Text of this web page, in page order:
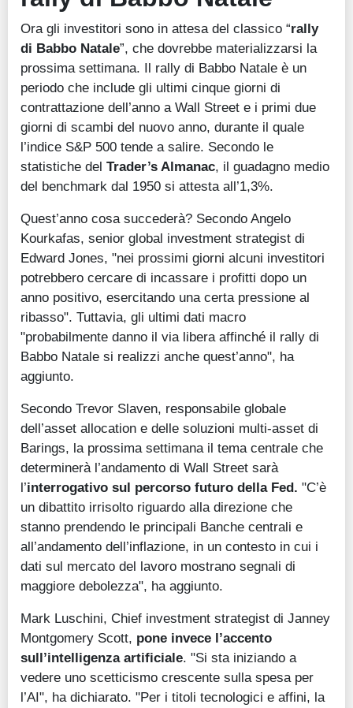
Ora gli investitori sono in attesa del classico “rally
di Babbo Natale”, che dovrebbe materializzarsi la
prossima settimana. Il rally di Babbo Natale è un
periodo che include gli ultimi cinque giorni di
contrattazione dell’anno a Wall Street e i primi due
giorni di scambi del nuovo anno, durante il quale
l’indice S&P 500 tende a salire. Secondo le
statistiche del Trader’s Almanac, il guadagno medio
del benchmark dal 1950 si attesta all’1,3%.
Quest’anno cosa succederà? Secondo Angelo
Kourkafas, senior global investment strategist di
Edward Jones, "nei prossimi giorni alcuni investitori
potrebbero cercare di incassare i profitti dopo un
anno positivo, esercitando una certa pressione al
ribasso". Tuttavia, gli ultimi dati macro
"probabilmente danno il via libera affinché il rally di
Babbo Natale si realizzi anche quest’anno", ha
aggiunto.
Secondo Trevor Slaven, responsabile globale
dell’asset allocation e delle soluzioni multi-asset di
Barings, la prossima settimana il tema centrale che
determinerà l’andamento di Wall Street sarà
l’interrogativo sul percorso futuro della Fed. "C’è
un dibattito irrisolto riguardo alla direzione che
stanno prendendo le principali Banche centrali e
all’andamento dell’inflazione, in un contesto in cui i
dati sul mercato del lavoro mostrano segnali di
maggiore debolezza", ha aggiunto.
Mark Luschini, Chief investment strategist di Janney
Montgomery Scott, pone invece l’accento
sull’intelligenza artificiale. "Si sta iniziando a
vedere uno scetticismo crescente sulla spesa per
l’AI", ha dichiarato. "Per i titoli tecnologici e affini, la